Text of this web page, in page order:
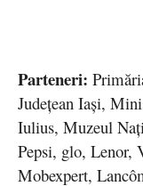
Parteneri:
Județean Iași,
Iulius, Muzeul
Pepsi, glo, Lenor,
Mobexpert,